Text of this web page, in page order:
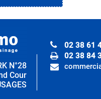
N°28
Cour
02 38 61
02 38 84